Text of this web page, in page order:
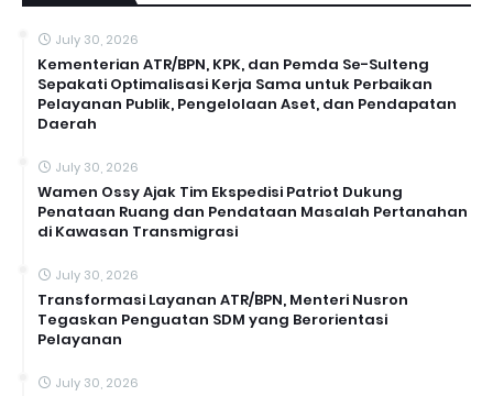
July 30, 2026
Kementerian ATR/BPN, KPK, dan Pemda Se-Sulteng
Sepakati Optimalisasi Kerja Sama untuk Perbaikan
Pelayanan Publik, Pengelolaan Aset, dan Pendapatan
Daerah
July 30, 2026
Wamen Ossy Ajak Tim Ekspedisi Patriot Dukung
Penataan Ruang dan Pendataan Masalah Pertanahan
di Kawasan Transmigrasi
July 30, 2026
Transformasi Layanan ATR/BPN, Menteri Nusron
Tegaskan Penguatan SDM yang Berorientasi
Pelayanan
July 30, 2026